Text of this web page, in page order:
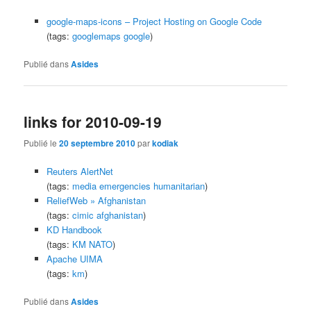
google-maps-icons – Project Hosting on Google Code
(tags: googlemaps google)
Publié dansAsides
links for 2010-09-19
Publié le20 septembre 2010parkodiak
Reuters AlertNet
(tags: media emergencies humanitarian)
ReliefWeb » Afghanistan
(tags: cimic afghanistan)
KD Handbook
(tags: KM NATO)
Apache UIMA
(tags: km)
Publié dansAsides